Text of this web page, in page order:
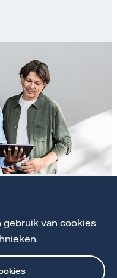
gebruik van cookies